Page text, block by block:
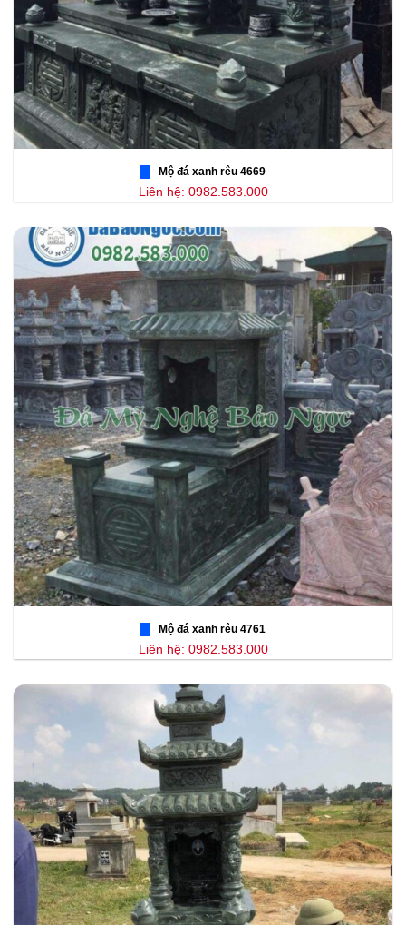
Mộ đá xanh rêu 4669
Liên hệ: 0982.583.000
Mộ đá xanh rêu 4761
Liên hệ: 0982.583.000